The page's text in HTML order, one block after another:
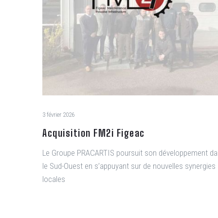
3 février 2026
Acquisition FM2i Figeac
Le Groupe PRACARTIS poursuit son développement
le Sud-Ouest en s’appuyant sur de nouvelles synergies
locales